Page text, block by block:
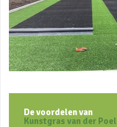
De voordelen van
Kunstgras van der Poel